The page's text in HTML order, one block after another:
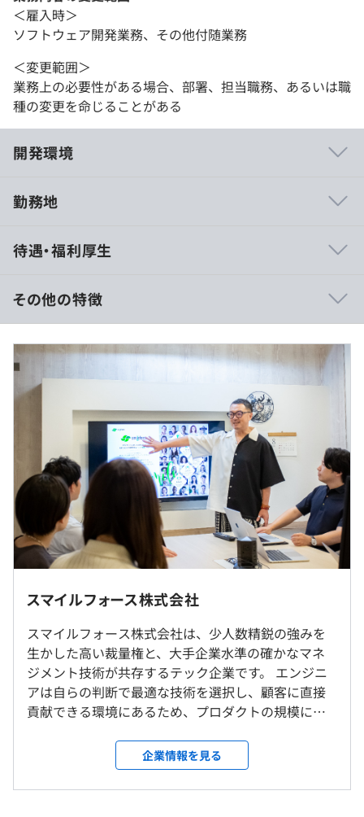
＜雇入時＞
ソフトウェア開発業務、その他付随業務
＜変更範囲＞
業務上の必要性がある場合、部署、担当職務、あるいは職
種の変更を命じることがある
開発環境
ない高い技術力を備え、それ以上に大手には決して真似で
ます。
ひとりひとりの裁量が大きく、意思決定のスピードも速い
ため、自分が手がけた仕事がプロダクトの核心部分を動か
しているという確かな手応えをダイレクトに実感できる環
境です。
■大手食品メーカーのAIを使ったプロダクト
■国際的イベントの画像配信サイト
■地方企業のDXツール
■大学病院で使用する研究目的のネイティブアプリ
■校務支援クラウドシステムの開発支援
■防災／減災ソリューションの新規機能開発
■資格取得支援制度
∟受験費用もしくは合格後の報奨金が出ます。
■技術発表会
∟社内での技術発表会が定期的に開催され、情報共有する
勤務地
※社内もしくはお客様先での勤務となります。
※転勤はありません。
就業場所の変更範囲
＜雇入時＞
渋谷本社、および自宅
＜変更範囲＞
客先オフィス、会社の定める場所（テレワークをおこなう
待遇・福利厚生
【年収550万～850万円の場合】
■月給：46万円〜70万円以上（試用期間中も変化なし）
※残業代は別途支給いたします。
※経験・能力を考慮のうえ、当社規定により決定いたしま
（※ 想定年収は年収提示額を保証するものではありません）
■フレックスタイム制：コアタイム11:00～15:00
☆入社直後は通常勤務ですが、その後は通常勤務とフレッ
クス制で選択可能です！
休憩時間：60分 ※昼食時間は業務の都合により各々の自
主性に任せています
平均残業時間：平均5〜15時間／月
その他の特徴
スマイルフォース株式会社
スマイルフォース株式会社は、少人数精鋭の強みを
生かした高い裁量権と、大手企業水準の確かなマネ
ジメント技術が共存するテック企業です。 エンジニ
アは自らの判断で最適な技術を選択し、顧客に直接
貢献できる環境にあるため、プロダクトの規模に縛
た、プロジェクトマネジャー資格保有者からの指導
を通じ、品質・コスト・納期（QCD）を追求する高
度な管理技術を実践的に習得できる点も大きな特徴
企業情報を見る